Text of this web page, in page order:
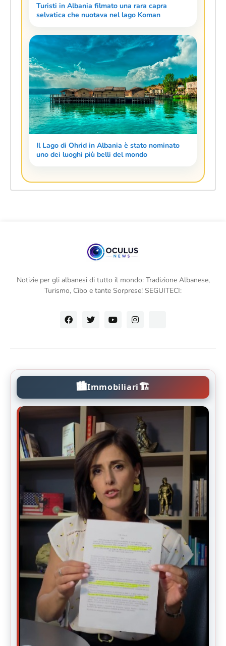
Turisti in Albania filmato una rara capra
selvatica che nuotava nel lago Koman
Il Lago di Ohrid in Albania è stato nominato
uno dei luoghi più belli del mondo
Notizie per gli albanesi di tutto il mondo: Tradizione Albanese,
Turismo, Cibo e tante Sorprese! SEGUITECI:
🏙️Immobiliari🏗️